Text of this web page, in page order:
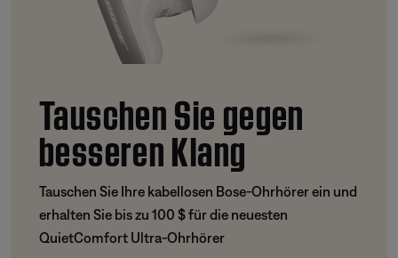
Tauschen Sie gegen
besseren Klang
Tauschen Sie Ihre kabellosen Bose-Ohrhörer ein und
erhalten Sie bis zu 100 $ für die neuesten
QuietComfort Ultra-Ohrhörer